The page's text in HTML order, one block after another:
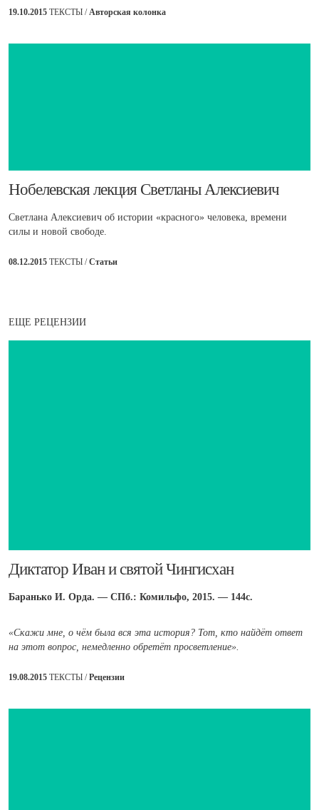
19.10.2015 ТЕКСТЫ / Авторская колонка
​Нобелевская лекция Светланы Алексиевич
Светлана Алексиевич об истории «красного» человека, времени
силы и новой свободе.
08.12.2015 ТЕКСТЫ /Статьи
ЕЩЕ РЕЦЕНЗИИ
Диктатор Иван и святой Чингисхан
Баранько И. Орда. — СПб.: Комильфо, 2015. — 144с.
«Скажи мне, о чём была вся эта история? Тот, кто найдёт ответ
на этот вопрос, немедленно обретёт просветление».
19.08.2015 ТЕКСТЫ /Рецензии